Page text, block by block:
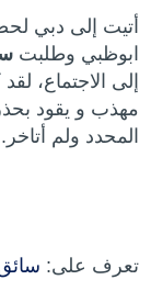
أتيت إلى دبي
ابوظبي وطلبت
إلى الاجتماع،
مهذب و يقود
المحدد ولم أتاخر.
تعرف على: